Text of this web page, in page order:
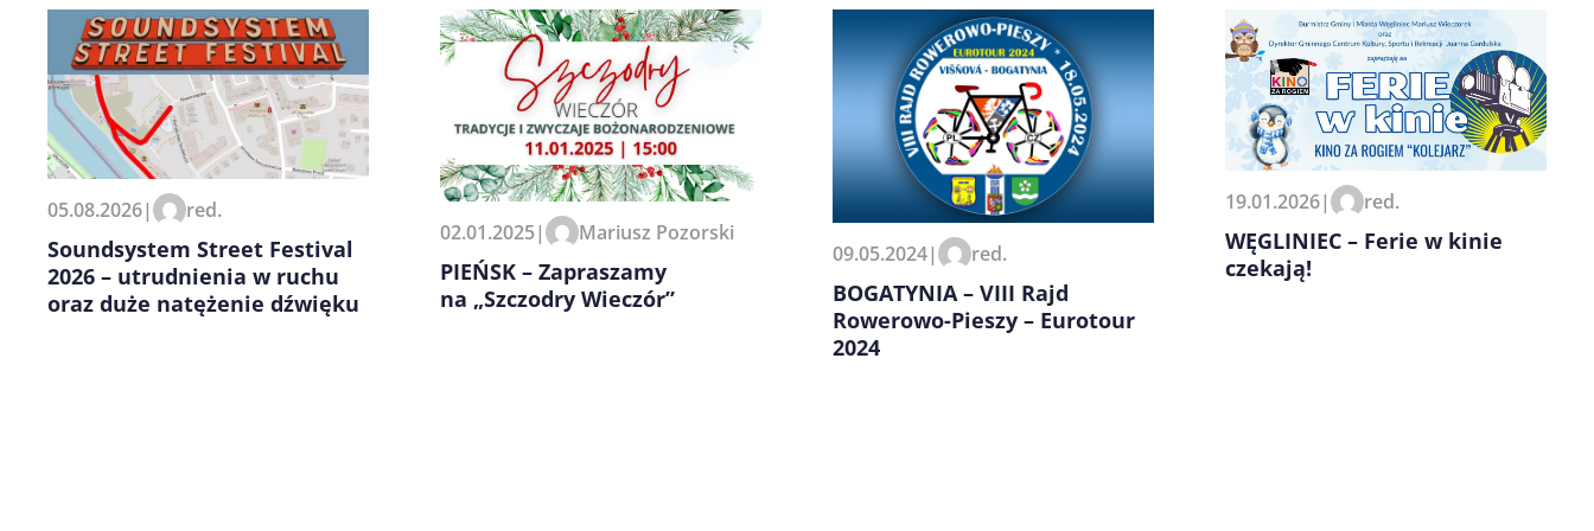
Zapamiętaj moje dane w tej przeglądarce podczas pisania
kolejnych komentarzy.
05.08.2026| red.
Soundsystem Street Festival
2026 – utrudnienia w ruchu
oraz duże natężenie dźwięku
02.01.2025| Mariusz Pozorski
PIEŃSK – Zapraszamy
na „Szczodry Wieczór”
09.05.2024| red.
BOGATYNIA – VIII Rajd
Rowerowo-Pieszy – Eurotour
2024
19.01.2026| red.
WĘGLINIEC – Ferie w kinie
czekają!